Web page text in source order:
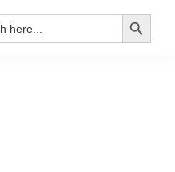
Search Button